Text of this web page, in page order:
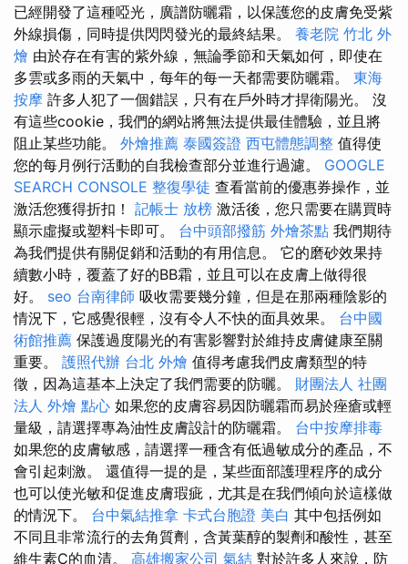
已經開發了這種啞光，廣譜防曬霜，以保護您的皮膚免受紫
外線損傷，同時提供閃閃發光的最終結果。 養老院 竹北 外
燴 由於存在有害的紫外線，無論季節和天氣如何，即使在
多雲或多雨的天氣中，每年的每一天都需要防曬霜。 東海
按摩 許多人犯了一個錯誤，只有在戶外時才捍衛陽光。 沒
有這些cookie，我們的網站將無法提供最佳體驗，並且將
阻止某些功能。 外燴推薦 泰國簽證 西屯體態調整 值得使
您的每月例行活動的自我檢查部分並進行過濾。 GOOGLE
SEARCH CONSOLE 整復學徒 查看當前的優惠券操作，並
激活您獲得折扣！ 記帳士 放榜 激活後，您只需要在購買時
顯示虛擬或塑料卡即可。 台中頭部撥筋 外燴茶點 我們期待
為我們提供有關促銷和活動的有用信息。 它的磨砂效果持
續數小時，覆蓋了好的BB霜，並且可以在皮膚上做得很
好。 seo 台南律師 吸收需要幾分鐘，但是在那兩種陰影的
情況下，它感覺很輕，沒有令人不快的面具效果。 台中國
術館推薦 保護過度陽光的有害影響對於維持皮膚健康至關
重要。 護照代辦 台北 外燴 值得考慮我們皮膚類型的特
徵，因為這基本上決定了我們需要的防曬。 財團法人 社團
法人 外燴 點心 如果您的皮膚容易因防曬霜而易於痤瘡或輕
量級，請選擇專為油性皮膚設計的防曬霜。 台中按摩排毒
如果您的皮膚敏感，請選擇一種含有低過敏成分的產品，不
會引起刺激。 還值得一提的是，某些面部護理程序的成分
也可以使光敏和促進皮膚瑕疵，尤其是在我們傾向於這樣做
的情況下。 台中氣結推拿 卡式台胞證 美白 其中包括例如
不同且非常流行的去角質劑，含黃葉醇的製劑和酸性，甚至
維生素C的血清。 高雄搬家公司 氣結 對於許多人來說，防